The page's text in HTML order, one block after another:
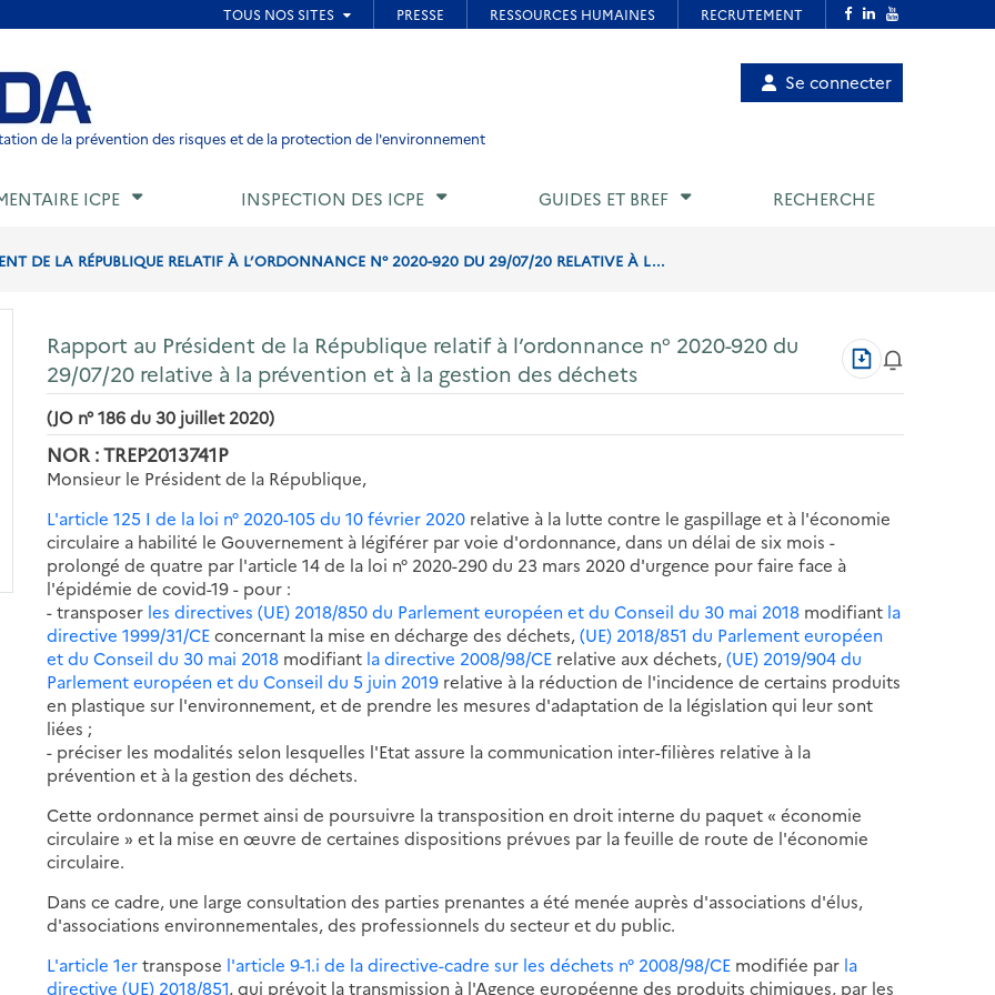
de page
de la prévention des risques et de la protection de l'environnement
Menu
utilisateur
Se connecter
ICPE INSPECTION DES ICPE GUIDES ET BREF RECHERCHE
DE LA RÉPUBLIQUE RELATIF À L’ORDONNANCE N° 2020-920 DU 29/07/20 RELATIVE À L...
Rapport au Président de la République relatif à l’ordonnance n° 2020-920 du
29/07/20 relative à la prévention et à la gestion des déchets
Télécharger
au
format
(JO n° 186 du 30 juillet 2020)
NOR : TREP2013741P
Monsieur le Président de la République,
L'article 125 I de la loi n° 2020-105 du 10 février 2020 relative à la lutte contre le gaspillage et à l'économie
circulaire a habilité le Gouvernement à légiférer par voie d'ordonnance, dans un délai de six mois -
prolongé de quatre par l'article 14 de la loi n° 2020-290 du 23 mars 2020 d'urgence pour faire face à
l'épidémie de covid-19 - pour :
- transposer les directives (UE) 2018/850 du Parlement européen et du Conseil du 30 mai 2018 modifiant la
directive 1999/31/CEconcernant la mise en décharge des déchets,(UE) 2018/851 du Parlement européen
et du Conseil du 30 mai 2018 modifiant la directive 2008/98/CE relative aux déchets,(UE) 2019/904 du
Parlement européen et du Conseil du 5 juin 2019 relative à la réduction de l'incidence de certains produits
en plastique sur l'environnement, et de prendre les mesures d'adaptation de la législation qui leur sont
liées ;
- préciser les modalités selon lesquelles l'Etat assure la communication inter-filières relative à la
prévention et à la gestion des déchets.
Cette ordonnance permet ainsi de poursuivre la transposition en droit interne du paquet « économie
circulaire » et la mise en œuvre de certaines dispositions prévues par la feuille de route de l'économie
circulaire.
Dans ce cadre, une large consultation des parties prenantes a été menée auprès d'associations d'élus,
d'associations environnementales, des professionnels du secteur et du public.
L'article 1ertranspose l'article 9-1.i de la directive-cadre sur les déchets n° 2008/98/CE modifiée par la
directive (UE) 2018/851, qui prévoit la transmission à l'Agence européenne des produits chimiques, par les